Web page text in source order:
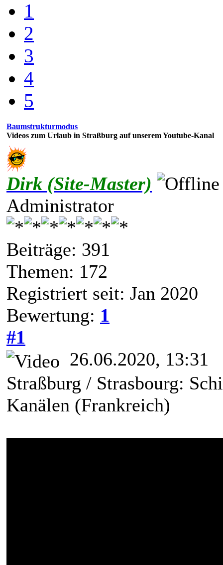
1
2
3
4
5
Baumstrukturmodus
Videos zum Urlaub in Straßburg auf unserem Youtube-Kanal
Dirk (Site-Master)
Administrator
Beiträge: 391
Themen: 172
Registriert seit: Jan 2020
Bewertung: 1
#1
26.06.2020, 13:31
Straßburg / Strasbourg:
Kanälen (Frankreich)